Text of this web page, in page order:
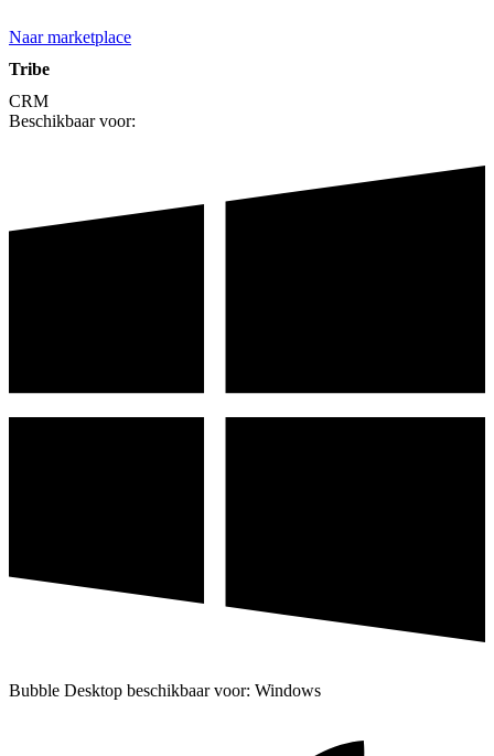
Naar marketplace
Tribe
CRM
Beschikbaar voor:
Bubble Desktop beschikbaar voor: Windows